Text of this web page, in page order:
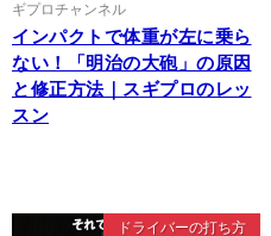
ギプロチャンネル
インパクトで体重が左に乗ら
ない！「明治の大砲」の原因
と修正方法｜スギプロのレッ
スン
ドライバーの打ち方